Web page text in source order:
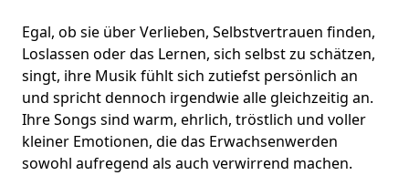
Egal, ob sie überVerlieben, Selbstvertrauen finden,
Loslassen oder das Lernen, sich selbst zu schätzen,
singt, ihre Musik fühlt sich zutiefst persönlich an
und spricht dennoch irgendwie alle gleichzeitig an.
Ihre Songs sind warm, ehrlich, tröstlich und voller
kleiner Emotionen, die das Erwachsenwerden
sowohl aufregend als auch verwirrend machen.